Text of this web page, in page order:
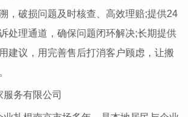
，破损问题及时核查、高效理赔;提供24
处理通道，确保问题闭环解决;长期提供
建议，用完善售后打消客户顾虑，让搬
务有限公司